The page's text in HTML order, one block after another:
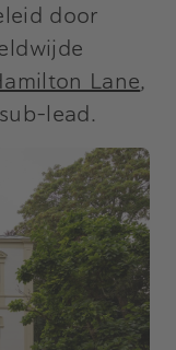
door
Lane,
lead.